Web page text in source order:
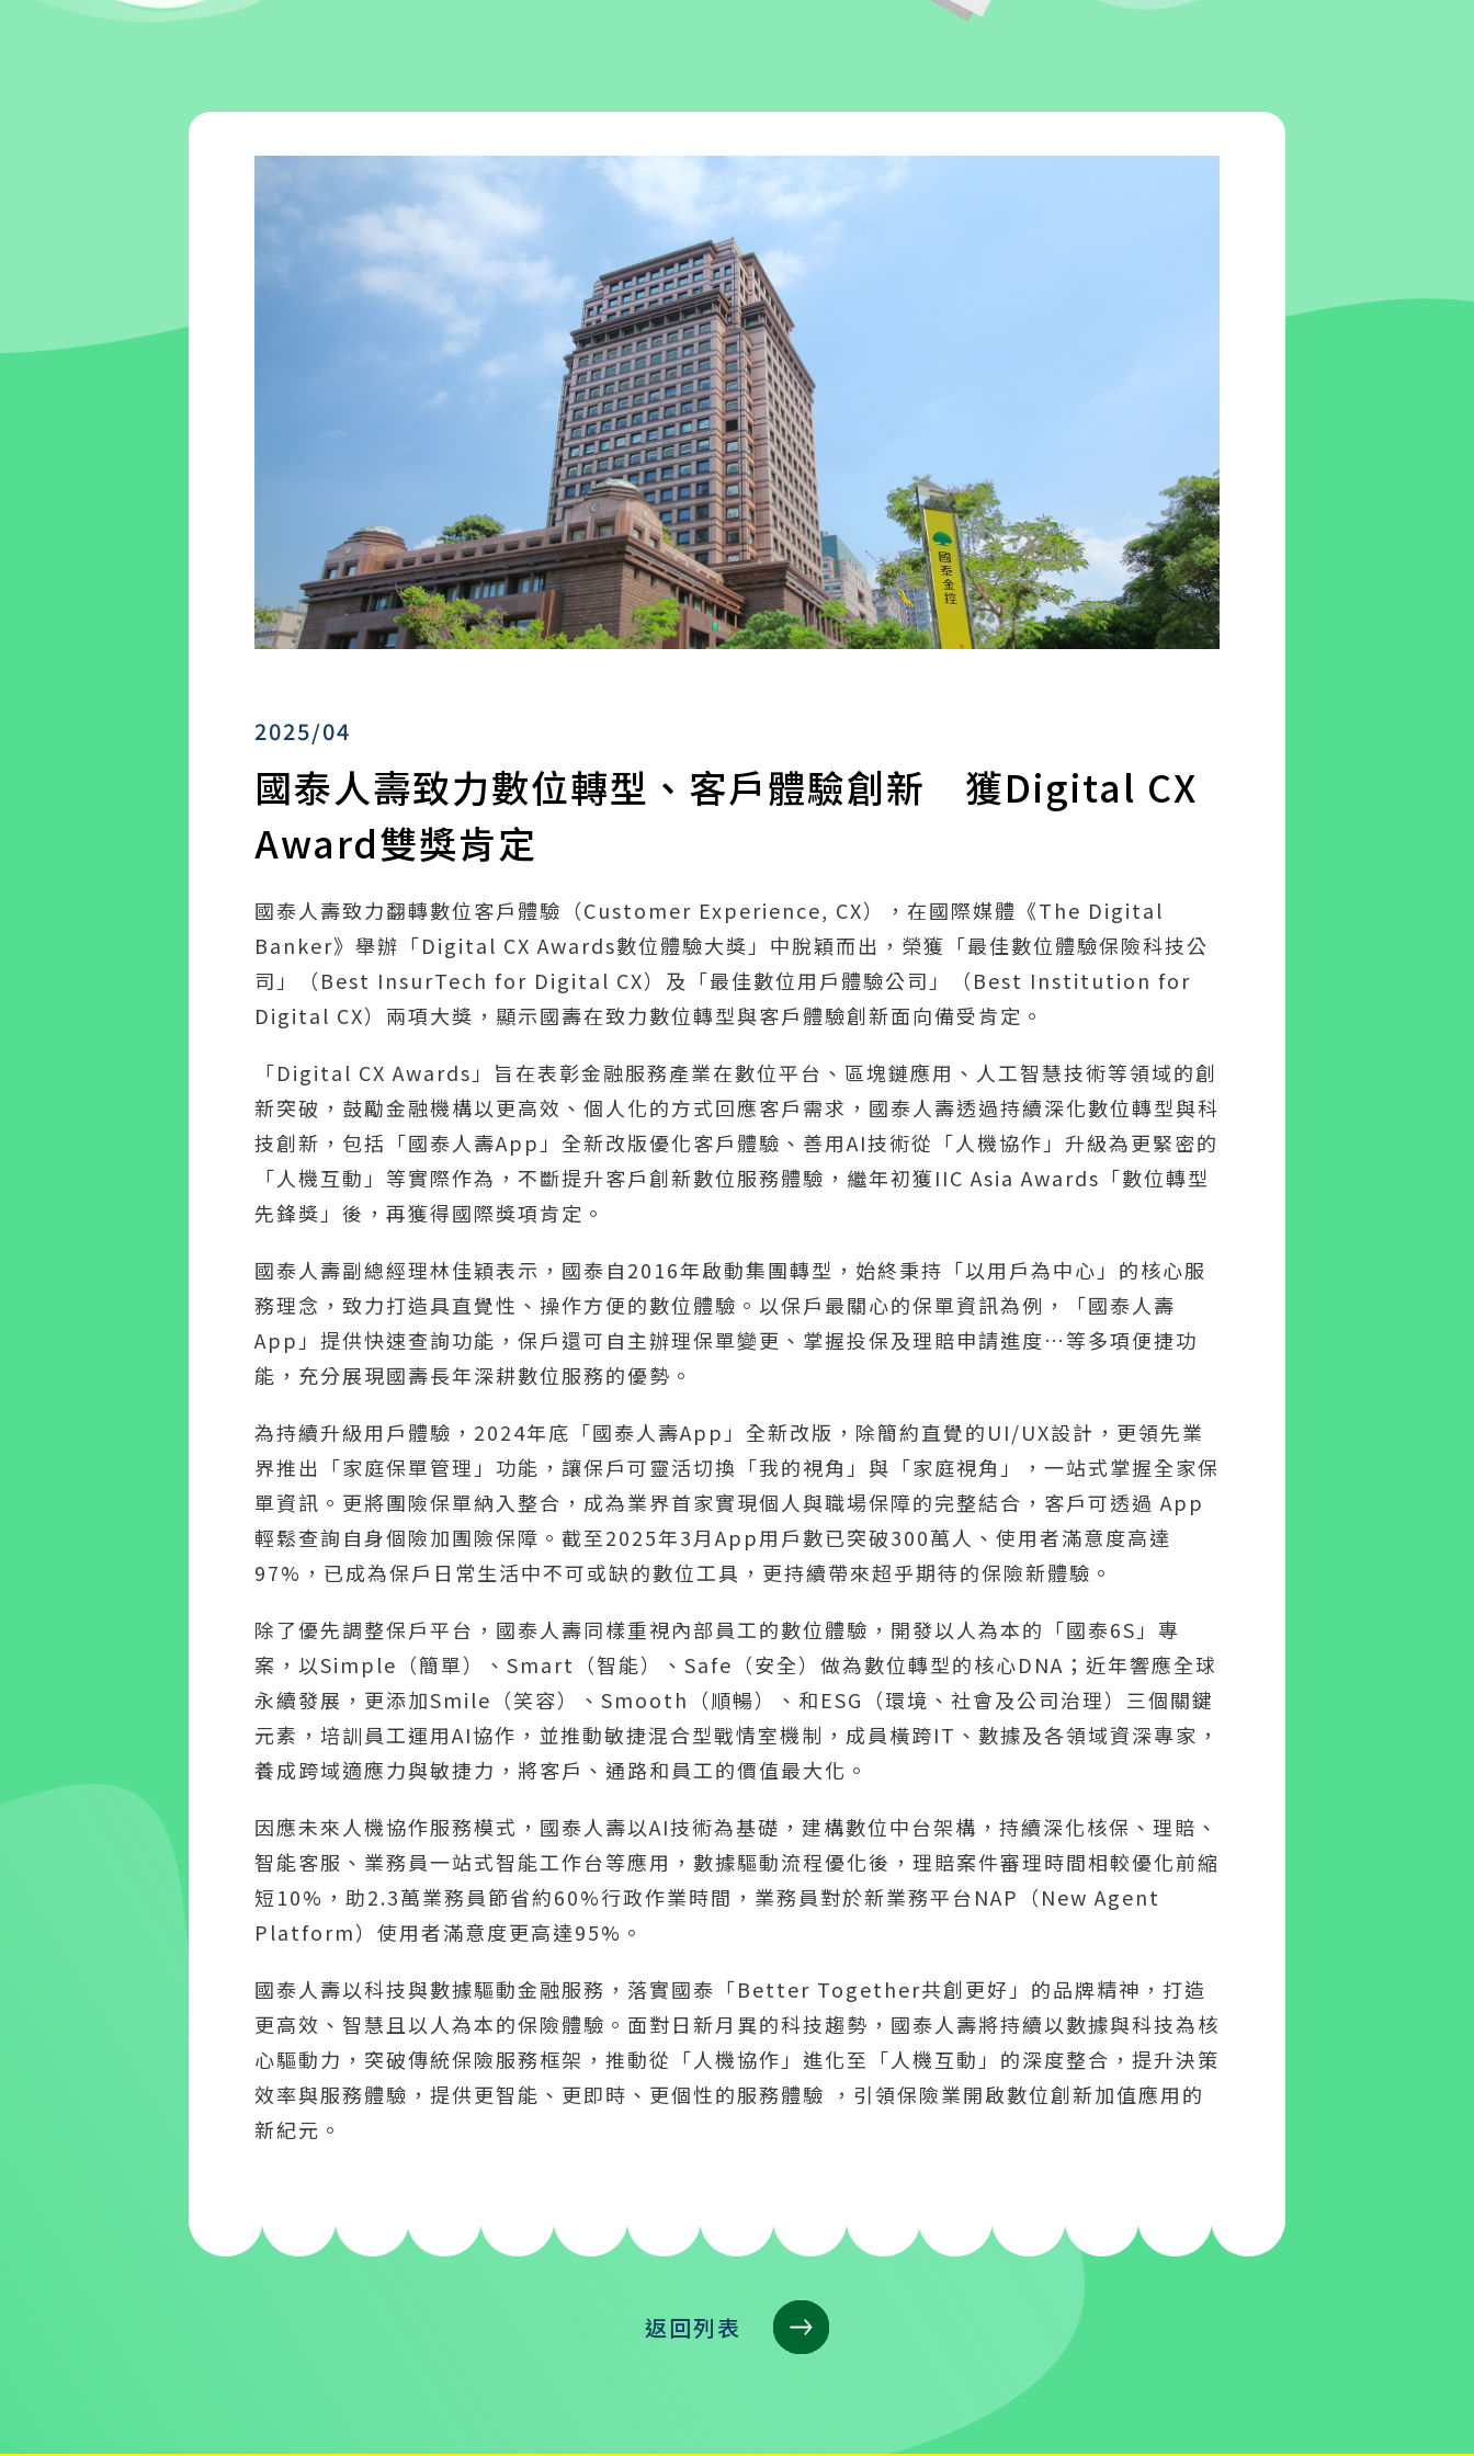
2025/04
國泰人壽致力數位轉型、客戶體驗創新 獲Digital CX
Award雙獎肯定
國泰人壽致力翻轉數位客戶體驗（Customer Experience, CX），在國際媒體《The Digital
Banker》舉辦「Digital CX Awards數位體驗大獎」中脫穎而出，榮獲「最佳數位體驗保險科技公
司」（Best InsurTech for Digital CX）及「最佳數位用戶體驗公司」（Best Institution for
Digital CX）兩項大獎，顯示國壽在致力數位轉型與客戶體驗創新面向備受肯定。
「Digital CX Awards」旨在表彰金融服務產業在數位平台、區塊鏈應用、人工智慧技術等領域的創
新突破，鼓勵金融機構以更高效、個人化的方式回應客戶需求，國泰人壽透過持續深化數位轉型與科
技創新，包括「國泰人壽App」全新改版優化客戶體驗、善用AI技術從「人機協作」升級為更緊密的
「人機互動」等實際作為，不斷提升客戶創新數位服務體驗，繼年初獲IIC Asia Awards「數位轉型
先鋒獎」後，再獲得國際獎項肯定。
國泰人壽副總經理林佳穎表示，國泰自2016年啟動集團轉型，始終秉持「以用戶為中心」的核心服
務理念，致力打造具直覺性、操作方便的數位體驗。以保戶最關心的保單資訊為例，「國泰人壽
App」提供快速查詢功能，保戶還可自主辦理保單變更、掌握投保及理賠申請進度…等多項便捷功
能，充分展現國壽長年深耕數位服務的優勢。
為持續升級用戶體驗，2024年底「國泰人壽App」全新改版，除簡約直覺的UI/UX設計，更領先業
界推出「家庭保單管理」功能，讓保戶可靈活切換「我的視角」與「家庭視角」，一站式掌握全家保
單資訊。更將團險保單納入整合，成為業界首家實現個人與職場保障的完整結合，客戶可透過 App
輕鬆查詢自身個險加團險保障。截至2025年3月App用戶數已突破300萬人、使用者滿意度高達
97%，已成為保戶日常生活中不可或缺的數位工具，更持續帶來超乎期待的保險新體驗。
除了優先調整保戶平台，國泰人壽同樣重視內部員工的數位體驗，開發以人為本的「國泰6S」專
案，以Simple（簡單）、Smart（智能）、Safe（安全）做為數位轉型的核心DNA；近年響應全球
永續發展，更添加Smile（笑容）、Smooth（順暢）、和ESG（環境、社會及公司治理）三個關鍵
元素，培訓員工運用AI協作，並推動敏捷混合型戰情室機制，成員橫跨IT、數據及各領域資深專家，
養成跨域適應力與敏捷力，將客戶、通路和員工的價值最大化。
因應未來人機協作服務模式，國泰人壽以AI技術為基礎，建構數位中台架構，持續深化核保、理賠、
智能客服、業務員一站式智能工作台等應用，數據驅動流程優化後，理賠案件審理時間相較優化前縮
短10%，助2.3萬業務員節省約60%行政作業時間，業務員對於新業務平台NAP（New Agent
Platform）使用者滿意度更高達95%。
國泰人壽以科技與數據驅動金融服務，落實國泰「Better Together共創更好」的品牌精神，打造
更高效、智慧且以人為本的保險體驗。面對日新月異的科技趨勢，國泰人壽將持續以數據與科技為核
心驅動力，突破傳統保險服務框架，推動從「人機協作」進化至「人機互動」的深度整合，提升決策
效率與服務體驗，提供更智能、更即時、更個性的服務體驗 ，引領保險業開啟數位創新加值應用的
新紀元。
返回列表